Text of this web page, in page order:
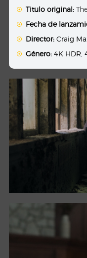
Titulo original:
Fecha de
Director: Craig
Género: 4K HDR,